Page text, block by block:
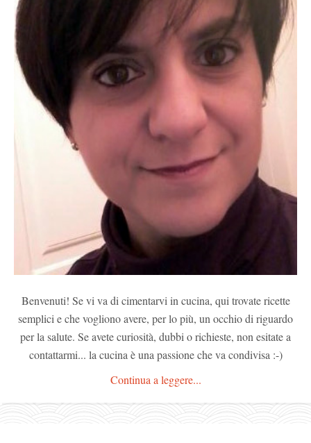
Benvenuti! Se vi va di cimentarvi in cucina, qui trovate ricette
semplici e che vogliono avere, per lo più, un occhio di riguardo
per la salute. Se avete curiosità, dubbi o richieste, non esitate a
contattarmi... la cucina è una passione che va condivisa :-)
Continua a leggere...